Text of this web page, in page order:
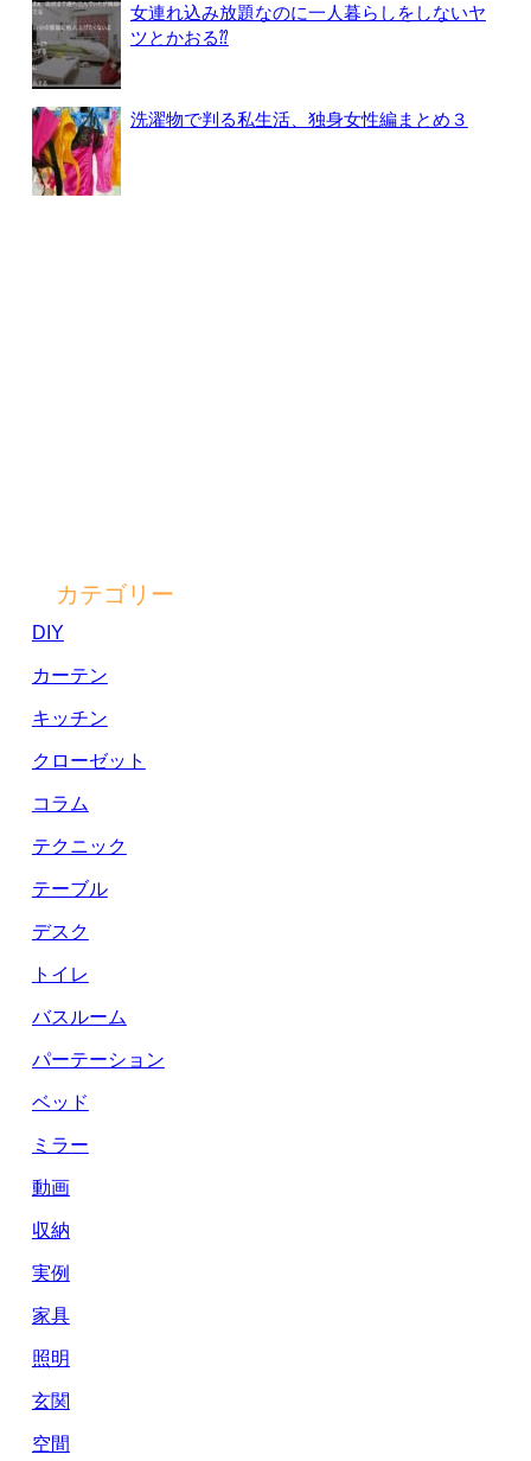
女連れ込み放題なのに一人暮らしをしないヤ
ツとかおる⁇
洗濯物で判る私生活、独身女性編まとめ３
カテゴリー
DIY
カーテン
キッチン
クローゼット
コラム
テクニック
テーブル
デスク
トイレ
バスルーム
パーテーション
ベッド
ミラー
動画
収納
実例
家具
照明
玄関
空間